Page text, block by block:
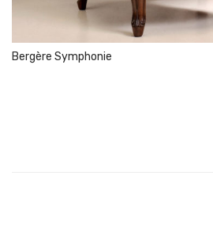
Bergère Symphonie